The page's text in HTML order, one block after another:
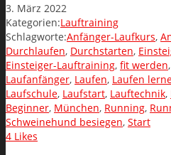
3. März 2022
Kategorien:Lauftraining
Schlagworte:Anfänger-Laufkurs,
Durchlaufen, Durchstarten,
Einsteiger-Lauftraining, fit werden,
Laufanfänger, Laufen, Laufen
Laufschule, Laufstart, Lauftechnik,
Beginner, München, Running,
Schweinehund besiegen, Start
4 Likes